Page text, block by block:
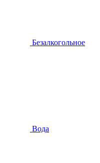
Безалкогольное
Вода